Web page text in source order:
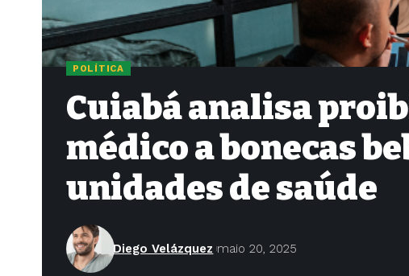
POLÍTICA
Cuiabá analisa
médico a bonecas
unidades de saúde
Diego Velázquez maio 20, 2025